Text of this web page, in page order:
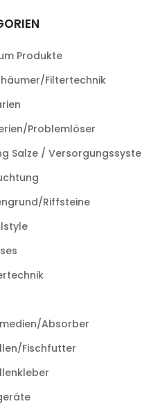
Produkte
Filtertechnik
Problemlöser
Salze /
Riffsteine
Absorber
Fischfutter